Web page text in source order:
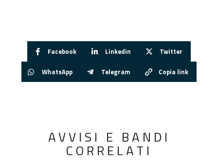
Facebook Linkedin Twitter
WhatsApp Telegram Copia link
AVVISI E BANDI
CORRELATI